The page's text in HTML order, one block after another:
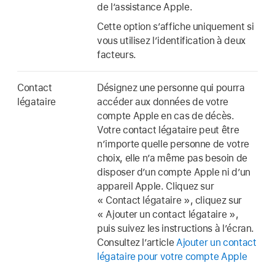
de l’assistance Apple.
Cette option s’affiche uniquement si
vous utilisez l’identification à deux
facteurs.
Contact
légataire
Désignez une personne qui pourra
accéder aux données de votre
compte Apple en cas de décès.
Votre contact légataire peut être
n’importe quelle personne de votre
choix, elle n’a même pas besoin de
disposer d’un compte Apple ni d’un
appareil Apple. Cliquez sur
« Contact légataire », cliquez sur
« Ajouter un contact légataire »,
puis suivez les instructions à l’écran.
Consultez l’article Ajouter un contact
légataire pour votre compte Apple